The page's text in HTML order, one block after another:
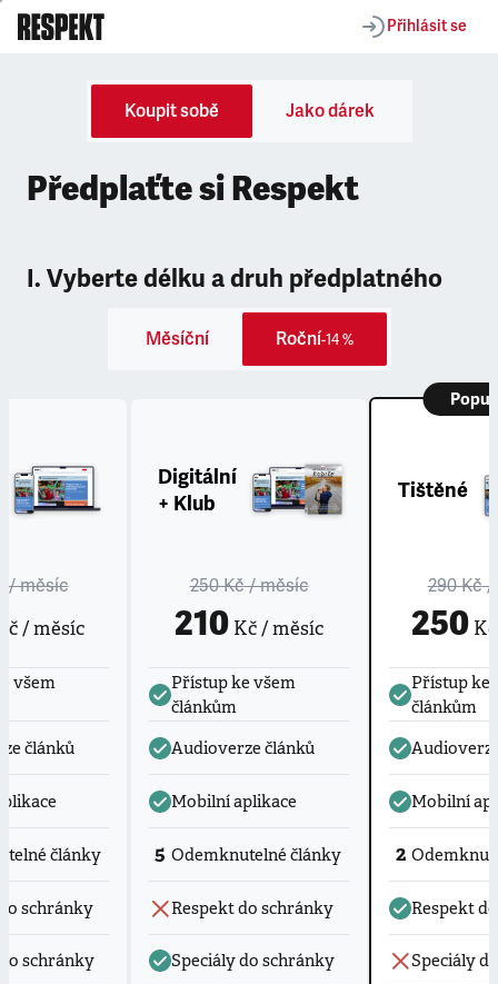
Přihlásit se
Koupit sobě Jako dárek
Předplaťte si Respekt
I. Vyberte délku a druh předplatného
Měsíční Roční-14 %
/ měsíc
/ měsíc
všem
článků
články
schránky
schránky
Digitální
+ Klub
250 Kč/ měsíc
210 Kč / měsíc
Přístup ke všem
článkům
Audioverze článků
Mobilní aplikace
5 Odemknutelné články
Respekt do schránky
Speciály do schránky
Tištěné
290 Kč/
250Kč
Přístup ke
článkům
Mobilní
2
Respekt
Speciály